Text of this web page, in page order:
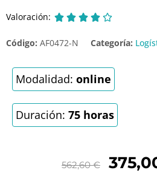
Valoración:     
Código: AF0472-N Categoría:
Modalidad: online
Duración: 75 horas
562,60€